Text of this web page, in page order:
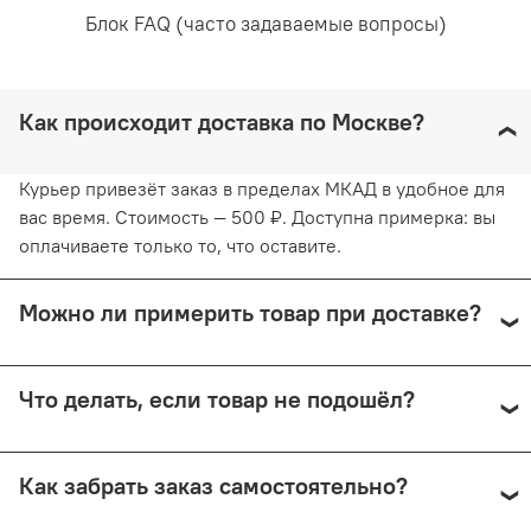
Блок FAQ (часто задаваемые вопросы)
Как происходит доставка по Москве?
Курьер привезёт заказ в пределах МКАД в удобное для
вас время. Стоимость — 500 ₽. Доступна примерка: вы
оплачиваете только то, что оставите.
Можно ли примерить товар при доставке?
СДЭК с примеркой. Первые 15 минут — бесплатно.
Что делать, если товар не подошёл?
Почтой России (в этом случае возврат невозможен).
Как забрать заказ самостоятельно?